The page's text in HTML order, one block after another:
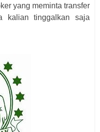
yang meminta transfer
kalian tinggalkan saja